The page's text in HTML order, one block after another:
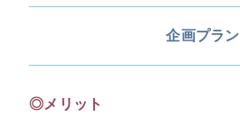
企画プラン
◎メリット